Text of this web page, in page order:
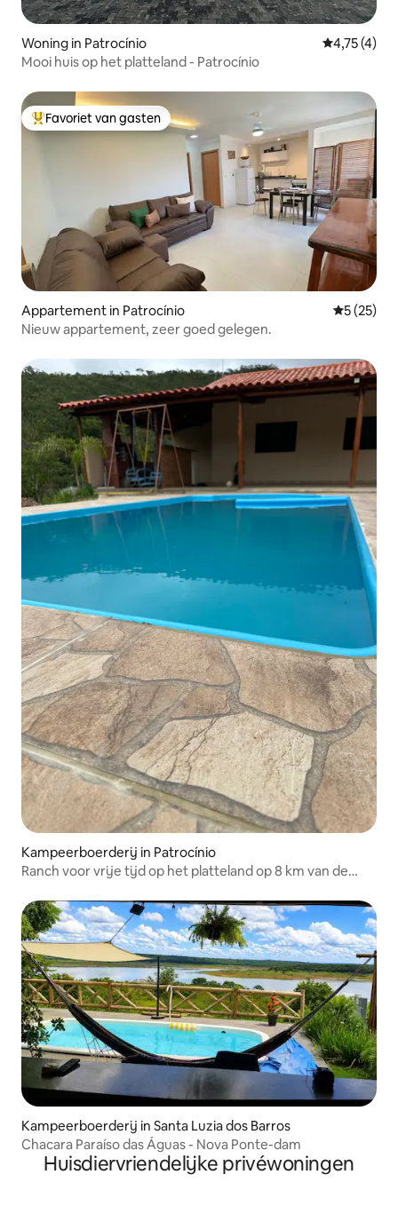
Woning in Patrocínio
4,75 (4)
Mooi huis op het platteland - Patrocínio
Topfavoriet van gasten
Favoriet van gasten
Appartement in Patrocínio
5 (25)
Nieuw appartement, zeer goed gelegen.
Kampeerboerderij in Patrocínio
Ranch voor vrije tijd op het platteland op 8 km van de
Kampeerboerderij in Santa Luzia dos Barros
Chacara Paraíso das Águas - Nova Ponte-dam
Huisdiervriendelijke privéwoningen